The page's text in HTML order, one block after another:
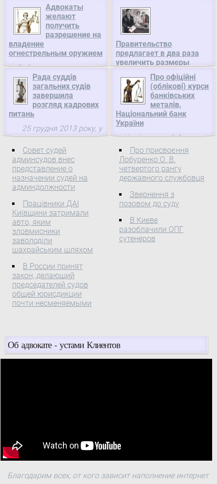
Адвокаты
желают
получить
разрешение на
владение
огнестрельным оружием
События последних
месяцев на Украине
указывают на
ненадлежащее
обеспечение выполнения
обязанностей, связанных
безопасности и
неприкосновенности
личности. Об ...
Рада суддів
загальних судів
завершила
розгляд кадрових
питань
25 грудня 2013 року, у
перший день чергового
засідання ради суддів
загальних судів,
прийнято рішення
рекомендувати Вищій
раді юстиції призначити
на адміністративні
посади в судах ...
Совет судей
админсудов внес
представление о
назначении судей на
админдолжности
Працівники ДАІ
Київщини затримали
авто, яким
зловмисники
заволоділи
шахрайським шляхом
В России принят
закон, делающий
председателей судов
общей юрисдикции
почти несменяемыми
Правительство
предлагает в два раза
увеличить размеры
судебных сборов
Кабинет Министров
Украины предлагает в
два раза увеличить
размеры судебных
сборов. Об этом
говорится в
правительственном
законопроекте «О
внесении изменений в
некоторые
законодательные акты
Украины ...
Про офіційні
(облікові) курси
банківських
металів,
Національний банк
України
Національний банк
України 17.04.2013
встановлює офіційні
(облікові) курси
банківських металів Код
цифровий Код літерний
Кількість унцій Назва
Про присвоєння
Лобуренко О. В.
четвертого рангу
державного службовця
Звернення з
позовом до суду
В Киеве
разоблачили ОПГ
сутенеров
Об адвокате - устами Клиентов
Благодарим всех, от кого зависит наполнение интернет